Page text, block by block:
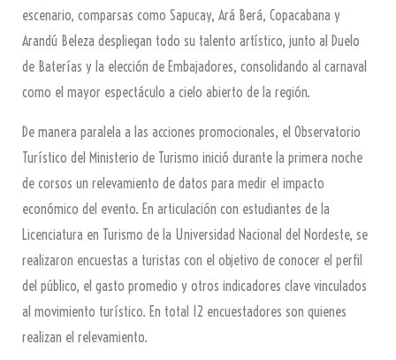
escenario, comparsas como Sapucay, Ará Berá, Copacabana y
Arandú Beleza despliegan todo su talento artístico, junto al Duelo
de Baterías y la elección de Embajadores, consolidando al carnaval
como el mayor espectáculo a cielo abierto de la región.
De manera paralela a las acciones promocionales, el Observatorio
Turístico del Ministerio de Turismo inició durante la primera noche
de corsos un relevamiento de datos para medir el impacto
económico del evento. En articulación con estudiantes de la
Licenciatura en Turismo de la Universidad Nacional del Nordeste, se
realizaron encuestas a turistas con el objetivo de conocer el perfil
del público, el gasto promedio y otros indicadores clave vinculados
al movimiento turístico. En total 12 encuestadores son quienes
realizan el relevamiento.